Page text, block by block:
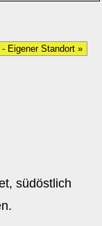
- Eigener Standort »
südöstlich